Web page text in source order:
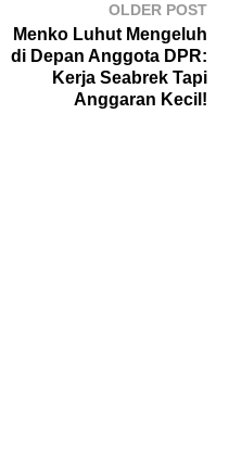
OLDER POST
Menko Luhut Mengeluh
di Depan Anggota DPR:
Kerja Seabrek Tapi
Anggaran Kecil!